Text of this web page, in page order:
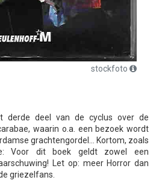
stockfoto
derde deel van de cyclus over de
waarin o.a. een bezoek wordt
grachtengordel... Kortom, zoals
Voor dit boek geldt zowel een
Let op: meer Horror dan
griezelfans.